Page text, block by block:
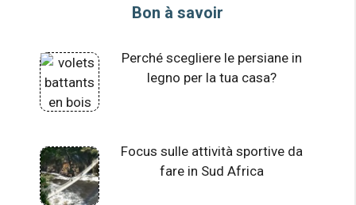
Bon à savoir
Perché scegliere le persiane in
legno per la tua casa?
Focus sulle attività sportive da
fare in Sud Africa